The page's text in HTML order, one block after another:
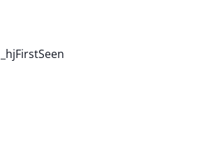
_hjFirstSeen